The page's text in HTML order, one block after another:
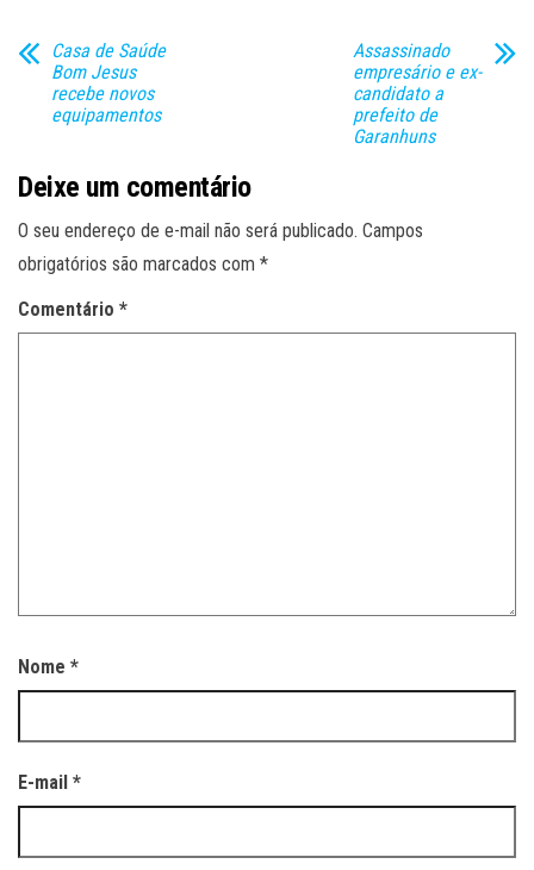
Casa de Saúde
Bom Jesus
recebe novos
equipamentos
Assassinado
empresário e ex-
candidato a
prefeito de
Garanhuns
Deixe um comentário
O seu endereço de e-mail não será publicado. Campos
obrigatórios são marcados com *
Comentário *
Nome *
E-mail *